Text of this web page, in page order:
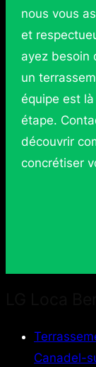
nous vous
et
ayez besoin
un
équipe est
étape.
découvrir
concrétiser
Canadel-